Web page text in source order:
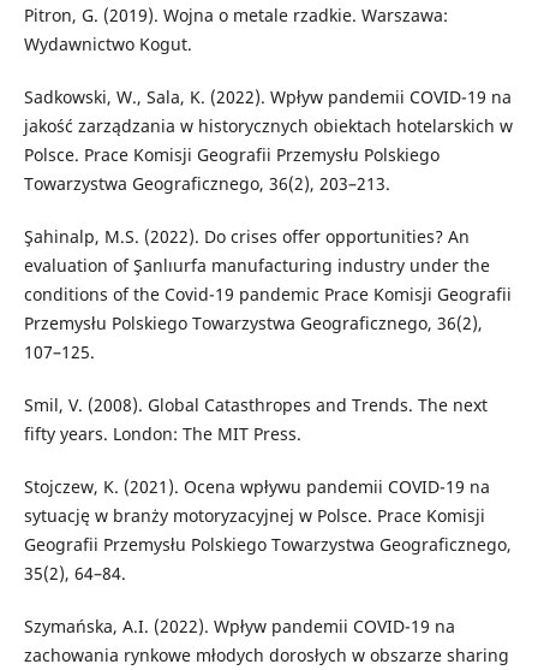
Pitron, G. (2019). Wojna o metale rzadkie. Warszawa:
Wydawnictwo Kogut.
Sadkowski, W., Sala, K. (2022). Wpływ pandemii COVID-19 na
jakość zarządzania w historycznych obiektach hotelarskich w
Polsce. Prace Komisji Geografii Przemysłu Polskiego
Towarzystwa Geograficznego, 36(2), 203–213.
Şahinalp, M.S. (2022). Do crises offer opportunities? An
evaluation of Şanlıurfa manufacturing industry under the
conditions of the Covid-19 pandemic Prace Komisji Geografii
Przemysłu Polskiego Towarzystwa Geograficznego, 36(2),
107–125.
Smil, V. (2008). Global Catasthropes and Trends. The next
fifty years. London: The MIT Press.
Stojczew, K. (2021). Ocena wpływu pandemii COVID-19 na
sytuację w branży motoryzacyjnej w Polsce. Prace Komisji
Geografii Przemysłu Polskiego Towarzystwa Geograficznego,
35(2), 64–84.
Szymańska, A.I. (2022). Wpływ pandemii COVID-19 na
zachowania rynkowe młodych dorosłych w obszarze sharing